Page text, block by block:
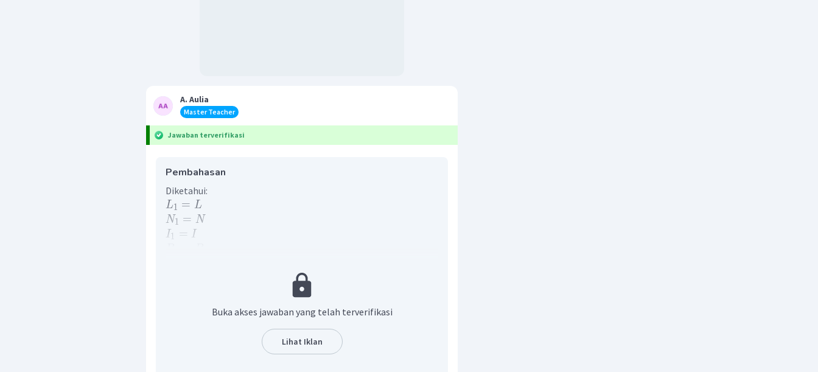
A. Aulia
Master Teacher
Jawaban terverifikasi
Pembahasan
Diketahui:
L1 = L
N1 = N
I1 = I
= ?
Kuat medan magnet pada pusat solenoida dapat dihitung dengan
Buka akses jawaban yang telah terverifikasi
Lihat Iklan